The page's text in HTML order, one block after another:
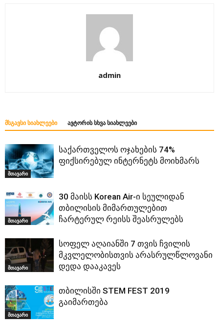
admin
ᲛᲡᲒᲐᲕᲡᲘ ᲡᲘᲐᲮᲚᲔᲔᲑᲘ ᲐᲕᲢᲝᲠᲘᲡ ᲡᲮᲕᲐ ᲡᲘᲐᲮᲚᲔᲔᲑᲘ
მთავარი
საქართველოს ოჯახების 74%
ფიქსირებულ ინტერნეტს მოიხმარს
მთავარი
30 მაისს Korean Air-ი სეულიდან
თბილისის მიმართულებით
ჩარტერულ რეისს შეასრულებს
მთავარი
სოფელ აღაიანში 7 თვის ჩვილის
მკვლელობისთვის არასრულწლოვანი
დედა დააკავეს
მთავარი
თბილისში STEM FEST 2019
გაიმართება